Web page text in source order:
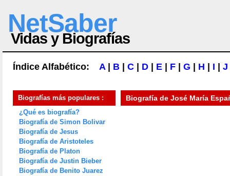
NetSaber
Vidas y Biografías
Índice Alfabético: A| B C D E F G H I J
Biografías más populares :
¿Qué es biografía?
Biografía de Simon Bolivar
Biografía de Jesus
Biografía de Aristoteles
Biografía de Platon
Biografía de Justin Bieber
Biografía de Benito Juarez
Biografía de José María